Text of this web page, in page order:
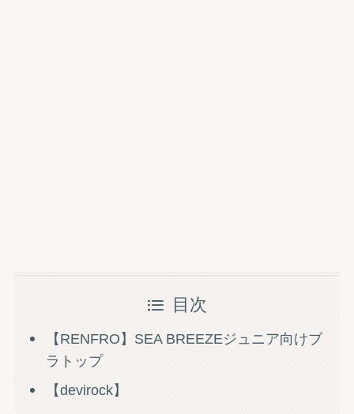
目次
【RENFRO】SEA BREEZEジュニア向けブ
ラトップ
【devirock】